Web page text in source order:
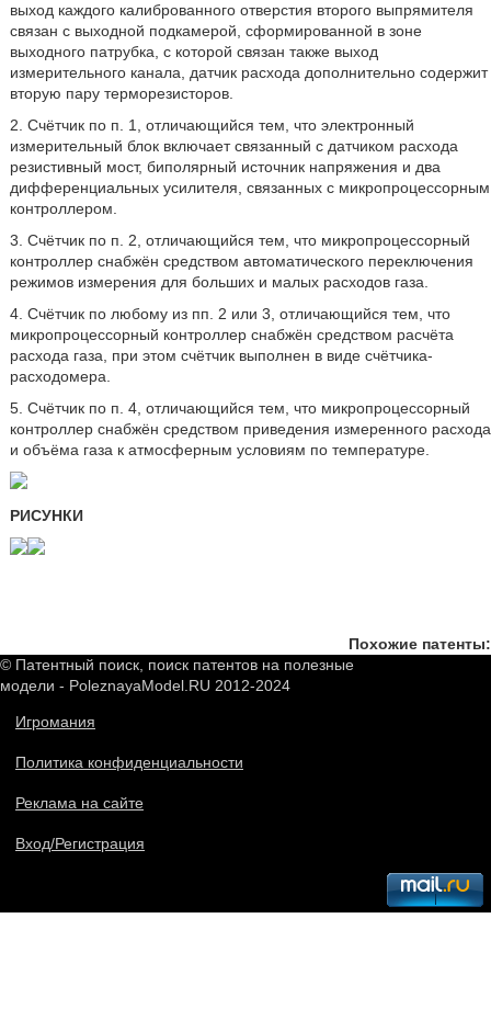
выход каждого калиброванного отверстия второго выпрямителя
связан с выходной подкамерой, сформированной в зоне
выходного патрубка, с которой связан также выход
измерительного канала, датчик расхода дополнительно содержит
вторую пару терморезисторов.
2. Счётчик по п. 1, отличающийся тем, что электронный
измерительный блок включает связанный с датчиком расхода
резистивный мост, биполярный источник напряжения и два
дифференциальных усилителя, связанных с микропроцессорным
контроллером.
3. Счётчик по п. 2, отличающийся тем, что микропроцессорный
контроллер снабжён средством автоматического переключения
режимов измерения для больших и малых расходов газа.
4. Счётчик по любому из пп. 2 или 3, отличающийся тем, что
микропроцессорный контроллер снабжён средством расчёта
расхода газа, при этом счётчик выполнен в виде счётчика-
расходомера.
5. Счётчик по п. 4, отличающийся тем, что микропроцессорный
контроллер снабжён средством приведения измеренного расхода
и объёма газа к атмосферным условиям по температуре.
РИСУНКИ
Похожие патенты:
© Патентный поиск, поиск патентов на полезные
модели - PoleznayaModel.RU 2012-2024
Игромания
Политика конфиденциальности
Реклама на сайте
Вход/Регистрация